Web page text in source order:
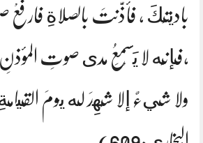
باديتِكَ ، فأذَّنتَ بالصلاةِ فارفعْ
،فإنَّه لا يَسْمَعُ مدى صوتِ
ولا شيءٌ إلا شَهِدَ له يومَ